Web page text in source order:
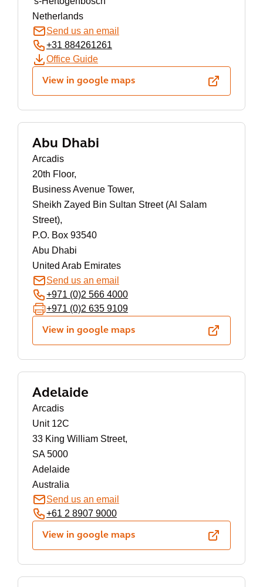
Netherlands
Send us an email
+31 884261261
Office Guide
View in google maps
Abu Dhabi
Arcadis
20th Floor,
Business Avenue Tower,
Sheikh Zayed Bin Sultan Street (Al Salam
Street),
P.O. Box 93540
Abu Dhabi
United Arab Emirates
Send us an email
+971 (0)2 566 4000
+971 (0)2 635 9109
View in google maps
Adelaide
Arcadis
Unit 12C
33 King William Street,
SA 5000
Adelaide
Australia
Send us an email
+61 2 8907 9000
View in google maps